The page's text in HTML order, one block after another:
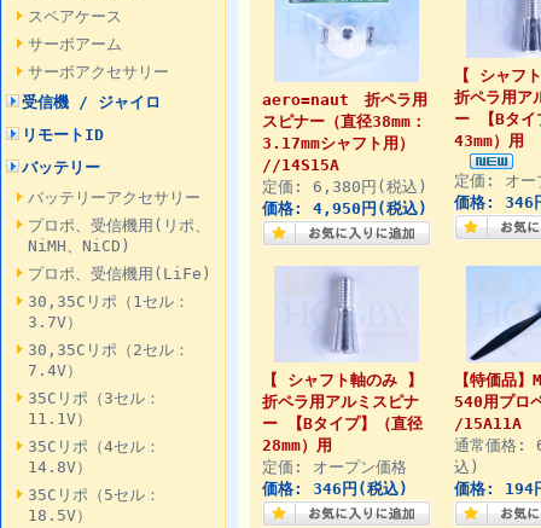
スペアケース
サーボアーム
サーボアクセサリー
受信機 / ジャイロ
リモートID
バッテリー
バッテリーアクセサリー
プロポ、受信機用(リポ、
NiMH、NiCD)
プロポ、受信機用(LiFe)
30,35Cリポ（1セル：
3.7V）
30,35Cリポ（2セル：
7.4V）
35Cリポ（3セル：
11.1V）
35Cリポ（4セル：
14.8V）
35Cリポ（5セル：
18.5V）
aero=naut 折ペラ用
スピナー（直径38mm：
3.17mmシャフト用）
//14S15A
定価: 6,380円(税込)
価格: 4,950円(税込)
【 シャフ
折ペラ用ア
ー 【Bタイ
43mm）用
定価: オー
価格: 346
【 シャフト軸のみ 】
折ペラ用アルミスピナ
ー 【Bタイプ】（直径
28mm）用
定価: オープン価格
価格: 346円(税込)
【特価品
540用プロ
/15A11A
通常価格:
込)
価格: 194